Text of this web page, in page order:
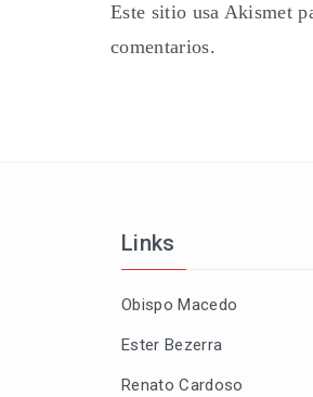
Este sitio usa Akismet
comentarios.
Links
Obispo Macedo
Ester Bezerra
Renato Cardoso